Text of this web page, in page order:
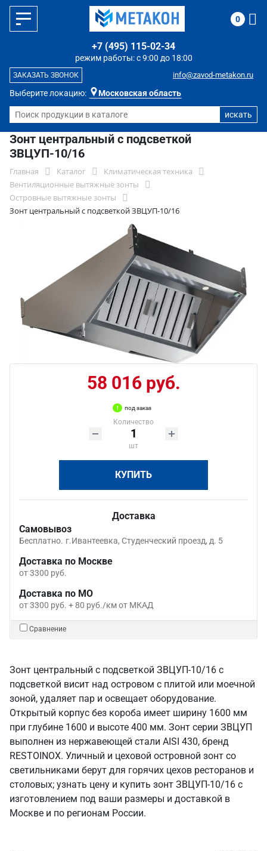
Выберите локацию: Московская область
режим работы: с 9:00 до 18:00
+7 (495) 115-02-34
info@zavod-metakon.ru
ЗАКАЗАТЬ ЗВОНОК
0
Зонт центральный с подсветкой
ЗВЦУП-10/16
Главная Каталог
Климатическая техника
Вентиляционные вытяжные зонты
Островные вытяжные зонты
Зонт центральный с подсветкой ЗВЦУП-10/16
58 016 руб.
под заказ
Количество
шт
КУПИТЬ
Доставка
Самовывоз
Бесплатно. г.Ивантеевка, Студенческий проезд, д. 5
Доставка по Москве
от 3300 руб.
Доставка по МО
от 3300 руб. + 80 руб./км от МКАД
Сравнение
Зонт центральный с подсветкой ЗВЦУП-10/16 с
подсветкой висит над островом с плитой или моечной
зоной, удаляет пар и освещает оборудование.
Открытый корпус без короба имеет ширину 1600 мм
при глубине 1600 и высоте 400 мм. Зонт серии ЗВЦУП
выполнен из нержавеющей стали AISI 430, бренд
RESTOINOX. Уличный и цеховой островной зонт со
светильниками берут для горячих цехов ресторанов и
столовых; узнать цену и купить зонт ЗВЦУП-10/16 с
изготовлением под ваши размеры и доставкой в
Москве и по регионам России.